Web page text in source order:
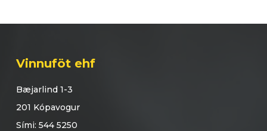
Vinnuföt ehf
Bæjarlind 1-3
201 Kópavogur
Sími: 544 5250